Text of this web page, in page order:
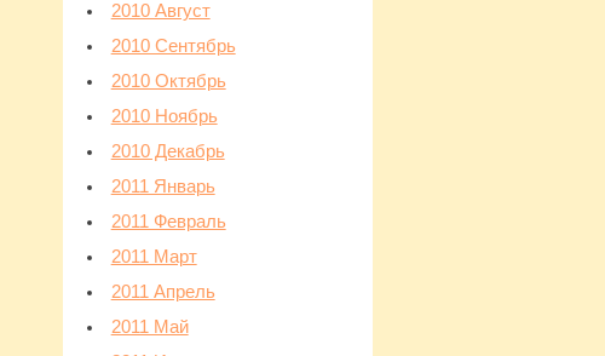
2010 Август
2010 Сентябрь
2010 Октябрь
2010 Ноябрь
2010 Декабрь
2011 Январь
2011 Февраль
2011 Март
2011 Апрель
2011 Май